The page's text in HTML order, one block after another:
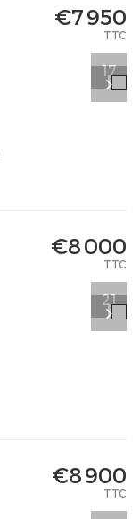
€7 950
TTC
17
€8 000
TTC
21
€8 900
TTC